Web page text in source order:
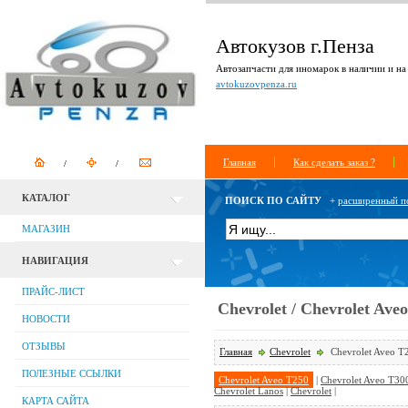
Автокузов г.Пенза
Автозапчасти для иномарок в наличии и на
avtokuzovpenza.ru
Главная Как сделать заказ ?
КАТАЛОГ
МАГАЗИН
НАВИГАЦИЯ
ПРАЙС-ЛИСТ
НОВОСТИ
ОТЗЫВЫ
ПОЛЕЗНЫЕ ССЫЛКИ
КАРТА САЙТА
ПОИСК ПО САЙТУ + расширенный
Chevrolet / Chevrolet
Главная Chevrolet Chevrolet Aveo
Chevrolet Aveo T250 | Chevrolet Aveo
Chevrolet Lanos|Chevrolet |